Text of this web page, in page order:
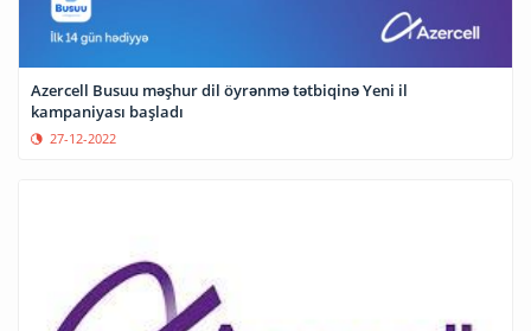
Azercell Busuu məşhur dil öyrənmə tətbiqinə Yeni il
kampaniyası başladı
27-12-2022